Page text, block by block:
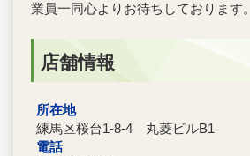
業員一同心よりお待ちしております。
店舗情報
所在地
練馬区桜台1-8-4 丸菱ビルB1
電話